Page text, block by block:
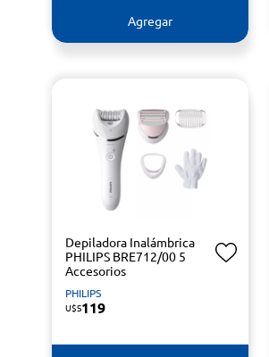
Agregar
Depiladora Inalámbrica
PHILIPS BRE712/00 5
Accesorios
PHILIPS
U$S119